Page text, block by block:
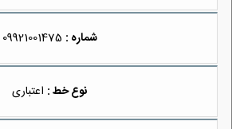
شماره : 09921001475
نوع خط : اعتباری